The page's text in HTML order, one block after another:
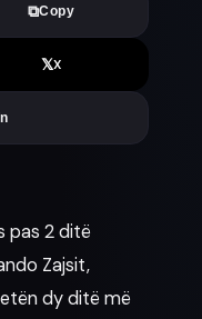
⧉Copy
𝕏X
pas 2 ditë
Zajsit,
dy ditë më